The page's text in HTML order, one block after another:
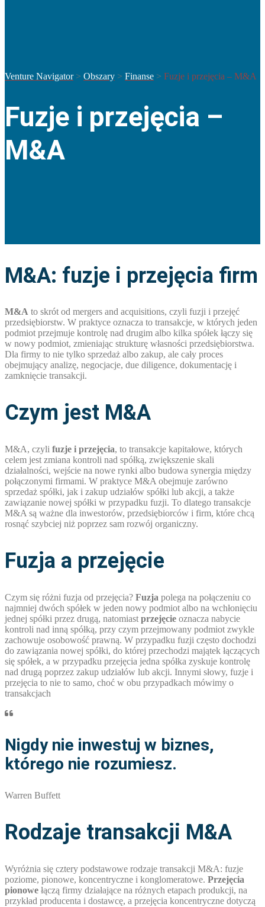
Venture Navigator> Obszary > Finanse > Fuzje i przejęcia – M&A
Fuzje i przejęcia –
M&A
M&A: fuzje i przejęcia firm
M&A to skrót od mergers and acquisitions, czyli fuzji i przejęć
przedsiębiorstw. W praktyce oznacza to transakcje, w których jeden
podmiot przejmuje kontrolę nad drugim albo kilka spółek łączy się
w nowy podmiot, zmieniając strukturę własności przedsiębiorstwa.
Dla firmy to nie tylko sprzedaż albo zakup, ale cały proces
obejmujący analizę, negocjacje, due diligence, dokumentację i
zamknięcie transakcji.
Czym jest M&A
M&A, czyli fuzje i przejęcia, to transakcje kapitałowe, których
celem jest zmiana kontroli nad spółką, zwiększenie skali
działalności, wejście na nowe rynki albo budowa synergia między
połączonymi firmami. W praktyce M&A obejmuje zarówno
sprzedaż spółki, jak i zakup udziałów spółki lub akcji, a także
zawiązanie nowej spółki w przypadku fuzji. To dlatego transakcje
M&A są ważne dla inwestorów, przedsiębiorców i firm, które chcą
rosnąć szybciej niż poprzez sam rozwój organiczny.
Fuzja a przejęcie
Czym się różni fuzja od przejęcia? Fuzja polega na połączeniu co
najmniej dwóch spółek w jeden nowy podmiot albo na wchłonięciu
jednej spółki przez drugą, natomiast przejęcie oznacza nabycie
kontroli nad inną spółką, przy czym przejmowany podmiot zwykle
zachowuje osobowość prawną. W przypadku fuzji często dochodzi
do zawiązania nowej spółki, do której przechodzi majątek łączących
się spółek, a w przypadku przejęcia jedna spółka zyskuje kontrolę
nad drugą poprzez zakup udziałów lub akcji. Innymi słowy, fuzje i
przejęcia to nie to samo, choć w obu przypadkach mówimy o
transakcjach
Nigdy nie inwestuj w biznes,
którego nie rozumiesz.
Warren Buffett
Rodzaje transakcji M&A
Wyróżnia się cztery podstawowe rodzaje transakcji M&A: fuzje
poziome, pionowe, koncentryczne i konglomeratowe. Przejęcia
pionowe łączą firmy działające na różnych etapach produkcji, na
przykład producenta i dostawcę, a przejęcia koncentryczne dotyczą